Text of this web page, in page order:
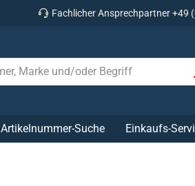
Fachlicher Ansprechpartner +49
Artikelnummer-Suche Einkaufs-